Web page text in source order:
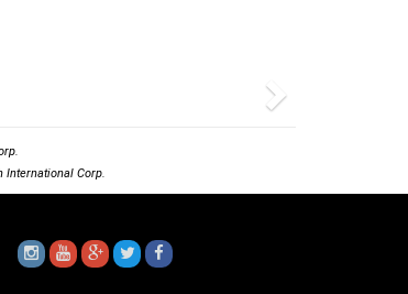
Next
International Corp.